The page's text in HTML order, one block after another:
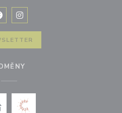
((otevře se v novém
Instagram ((otevře se v